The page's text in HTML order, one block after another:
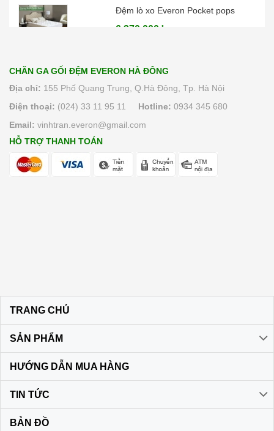
CHĂN GA GỐI ĐỆM EVERON HÀ ĐÔNG
Địa chỉ: 155 Phố Quang Trung, Q.Hà Đông, Tp. Hà Nội
Điện thoại: (024) 33 11 95 11 Hotline: 0934 345 680
Email: vinhtran.everon@gmail.com
HỖ TRỢ THANH TOÁN
TRANG CHỦ
SẢN PHẨM
HƯỚNG DẪN MUA HÀNG
TIN TỨC
BẢN ĐỒ